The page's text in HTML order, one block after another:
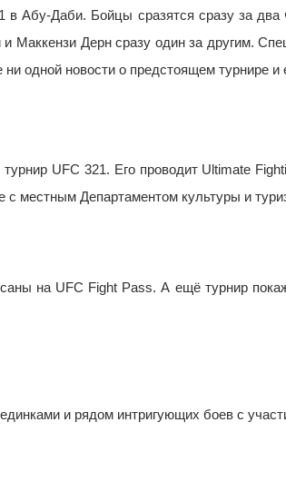
в Абу-Даби. Бойцы сразятся сразу за
Дерн сразу один за другим.
одной новости о предстоящем турнире и
UFC 321. Его проводит Ultimate
местным Департаментом культуры и
на UFC Fight Pass. А ещё турнир
и рядом интригующих боев с